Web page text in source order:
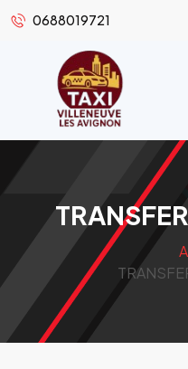
0688019721